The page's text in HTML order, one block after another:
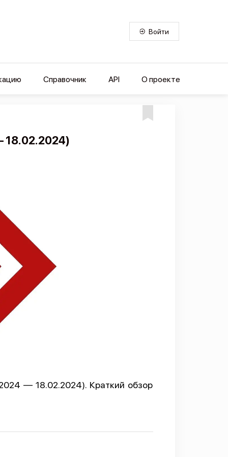
Войти
Справочник API О проекте
18.02.2024)
— 18.02.2024). Краткий обзор